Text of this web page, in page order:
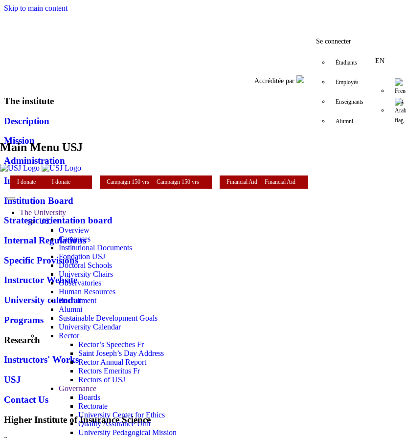
Skip to main content
Accréditée par
Se connecter
Étudiants
Employés
Enseignants
Alumni
EN
Main Menu USJ
I donate I donate Campaign 150 yrs Campaign 150 yrs Financial Aid Financial Aid
The University
USJ
Overview
Campuses
Institutional Documents
Fondation USJ
Doctoral Schools
University Chairs
Observatories
Human Resources
Recruitment
Alumni
Sustainable Development Goals
University Calendar
Rector
Rector’s Speeches Fr
Saint Joseph’s Day Address
Rector Annual Report
Rectors Emeritus Fr
Rectors of USJ
Governance
Boards
Rectorate
University Center for Ethics
Quality Assurance Unit
University Pedagogical Mission
The institute
Description
Mission
Administration
Instructors
Institution Board
Strategic orientation board
Internal Regulations
Specific Provisions
Instructor Website
University calendar
Programs
Research
Instructors' Works
USJ
Contact Us
Higher Institute of Insurance Science